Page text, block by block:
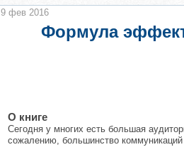
Формула
О книге
Сегодня у многих есть большая
сожалению, большинство
9 фев 2016